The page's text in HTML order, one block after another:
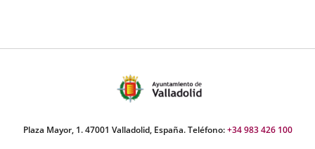
Plaza Mayor, 1. 47001 Valladolid, España. Teléfono:+34 983 426 100